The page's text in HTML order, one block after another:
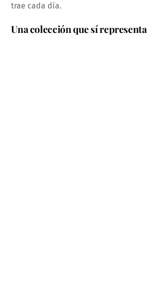
trae cada día.
Una colección que sí representa